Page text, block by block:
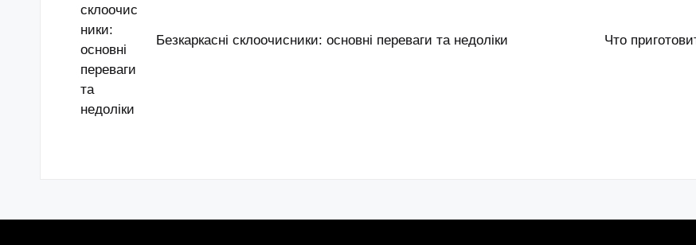
Безкаркасні склоочисники: основні переваги та недоліки
Что